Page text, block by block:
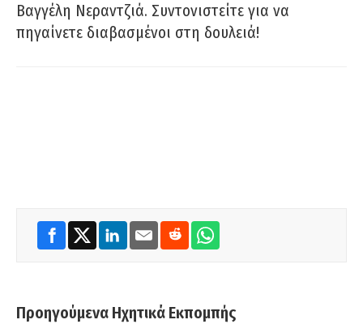
Βαγγέλη Νεραντζιά. Συντονιστείτε για να
πηγαίνετε διαβασμένοι στη δουλειά!
Προηγούμενα Ηχητικά Εκπομπής